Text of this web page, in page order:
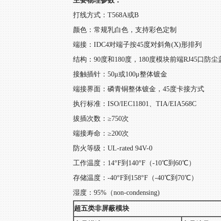
打线方式：T568A或B
颜色：常规乳白色，支持彩色定制
端接：IDC4对端子按45度对斜角(X)形排列
结构：90度和180度，180度模块前端RJ45口防尘
接触插针：50μ或100μ整体镀金
端接界面：磷青铜整体镀金，45度卡接方式
执行标准：ISO/IEC11801、TIA/EIA568C
拔插次数：≥750次
端接寿命：≥200次
防火等级：UL-rated 94V-0
工作温度：14°F到140°F（-10℃到60℃）
存储温度：-40°F到158°F（-40℃到70℃）
湿度：95%（non-condensing)
超五类非屏蔽模块